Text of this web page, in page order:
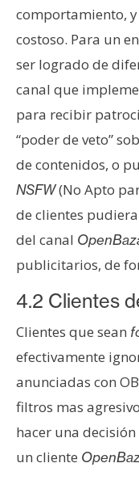
comportamiento,
costoso. Para un
ser logrado de
canal que
para recibir
“poder de veto”
de contenidos, o
NSFW(No Apto
de clientes
del canal
publicitarios, de
4.2 Clientes
Clientes que sean
efectivamente
anunciadas con
filtros mas
hacer una
un cliente